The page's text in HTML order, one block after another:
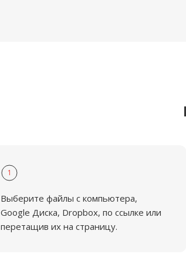
1
Выберите файлы с компьютера,
Google Диска, Dropbox, по ссылке или
перетащив их на страницу.